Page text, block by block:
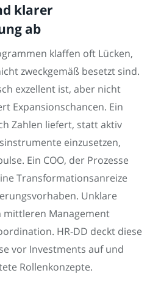
klarer
ab
klaffen oft Lücken,
zweckgemäß besetzt sind.
exzellent ist, aber nicht
Expansionschancen. Ein
Zahlen liefert, statt aktiv
einzusetzen,
Ein COO, der Prozesse
Transformationsanreize
Unklare
mittleren Management
HR-DD deckt diese
vor Investments auf und
Rollenkonzepte.